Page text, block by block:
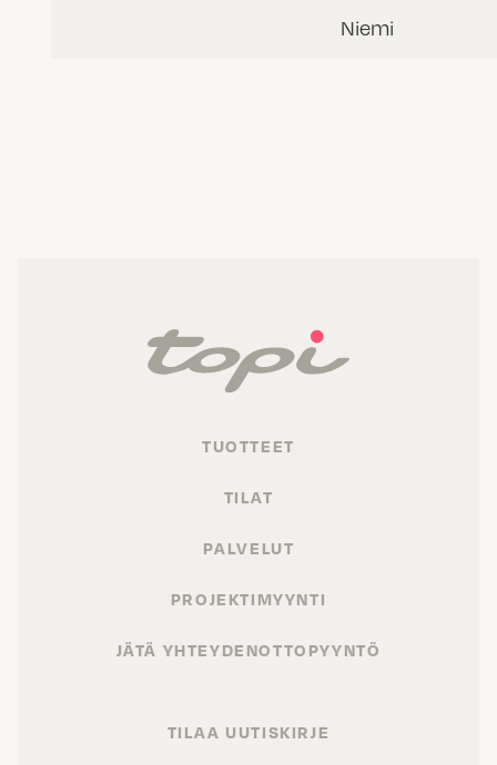
Niemi
TUOTTEET
TILAT
PALVELUT
PROJEKTIMYYNTI
JÄTÄ YHTEYDENOTTOPYYNTÖ
TILAA UUTISKIRJE